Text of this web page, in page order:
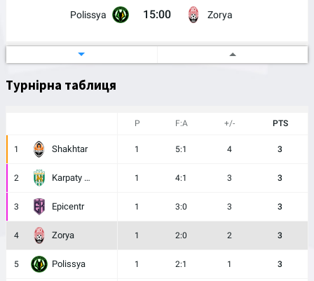
Polissya 15:00 Zorya
Ukrainian Cup
Ukraine
Турнірна таблиця
P F:A +/- PTS
1 Shakhtar 1 5:1 4 3
2 Karpaty Lviv 1 4:1 3 3
3 Epicentr 1 3:0 3 3
4 Zorya 1 2:0 2 3
5 Polissya 1 2:1 1 3